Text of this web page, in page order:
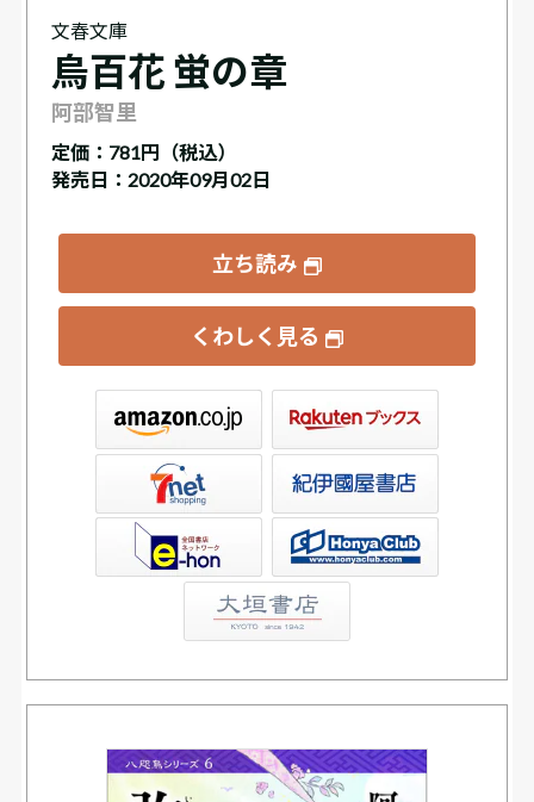
文春文庫
烏百花 蛍の章
阿部智里
定価： 781円（税込）
発売日：2020年09月02日
立ち読み
くわしく見る
書店ウェブストア